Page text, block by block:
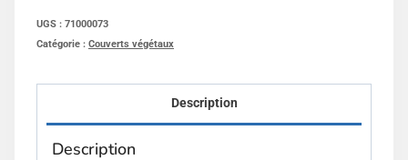
UGS : 71000073
Catégorie : Couverts végétaux
Description
Description